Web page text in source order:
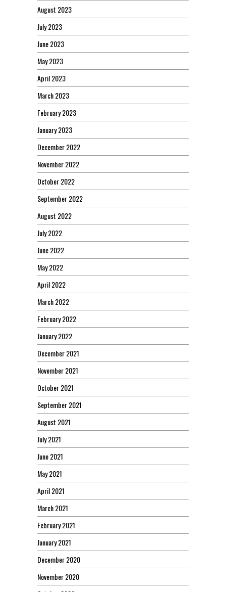
August 2023
July 2023
June 2023
May 2023
April 2023
March 2023
February 2023
January 2023
December 2022
November 2022
October 2022
September 2022
August 2022
July 2022
June 2022
May 2022
April 2022
March 2022
February 2022
January 2022
December 2021
November 2021
October 2021
September 2021
August 2021
July 2021
June 2021
May 2021
April 2021
March 2021
February 2021
January 2021
December 2020
November 2020